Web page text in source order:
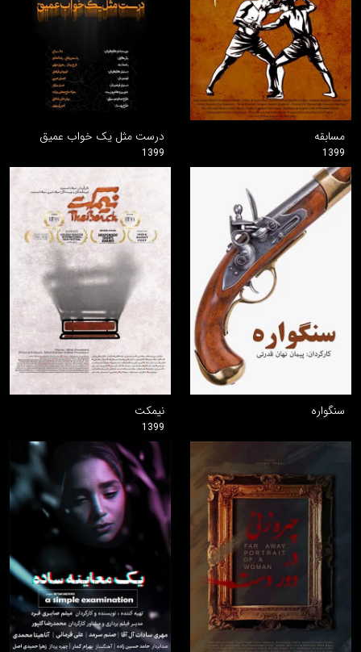
مسابقه
1399
درست مثل یک خواب عمیق
1399
سنگواره نیمکت
1399